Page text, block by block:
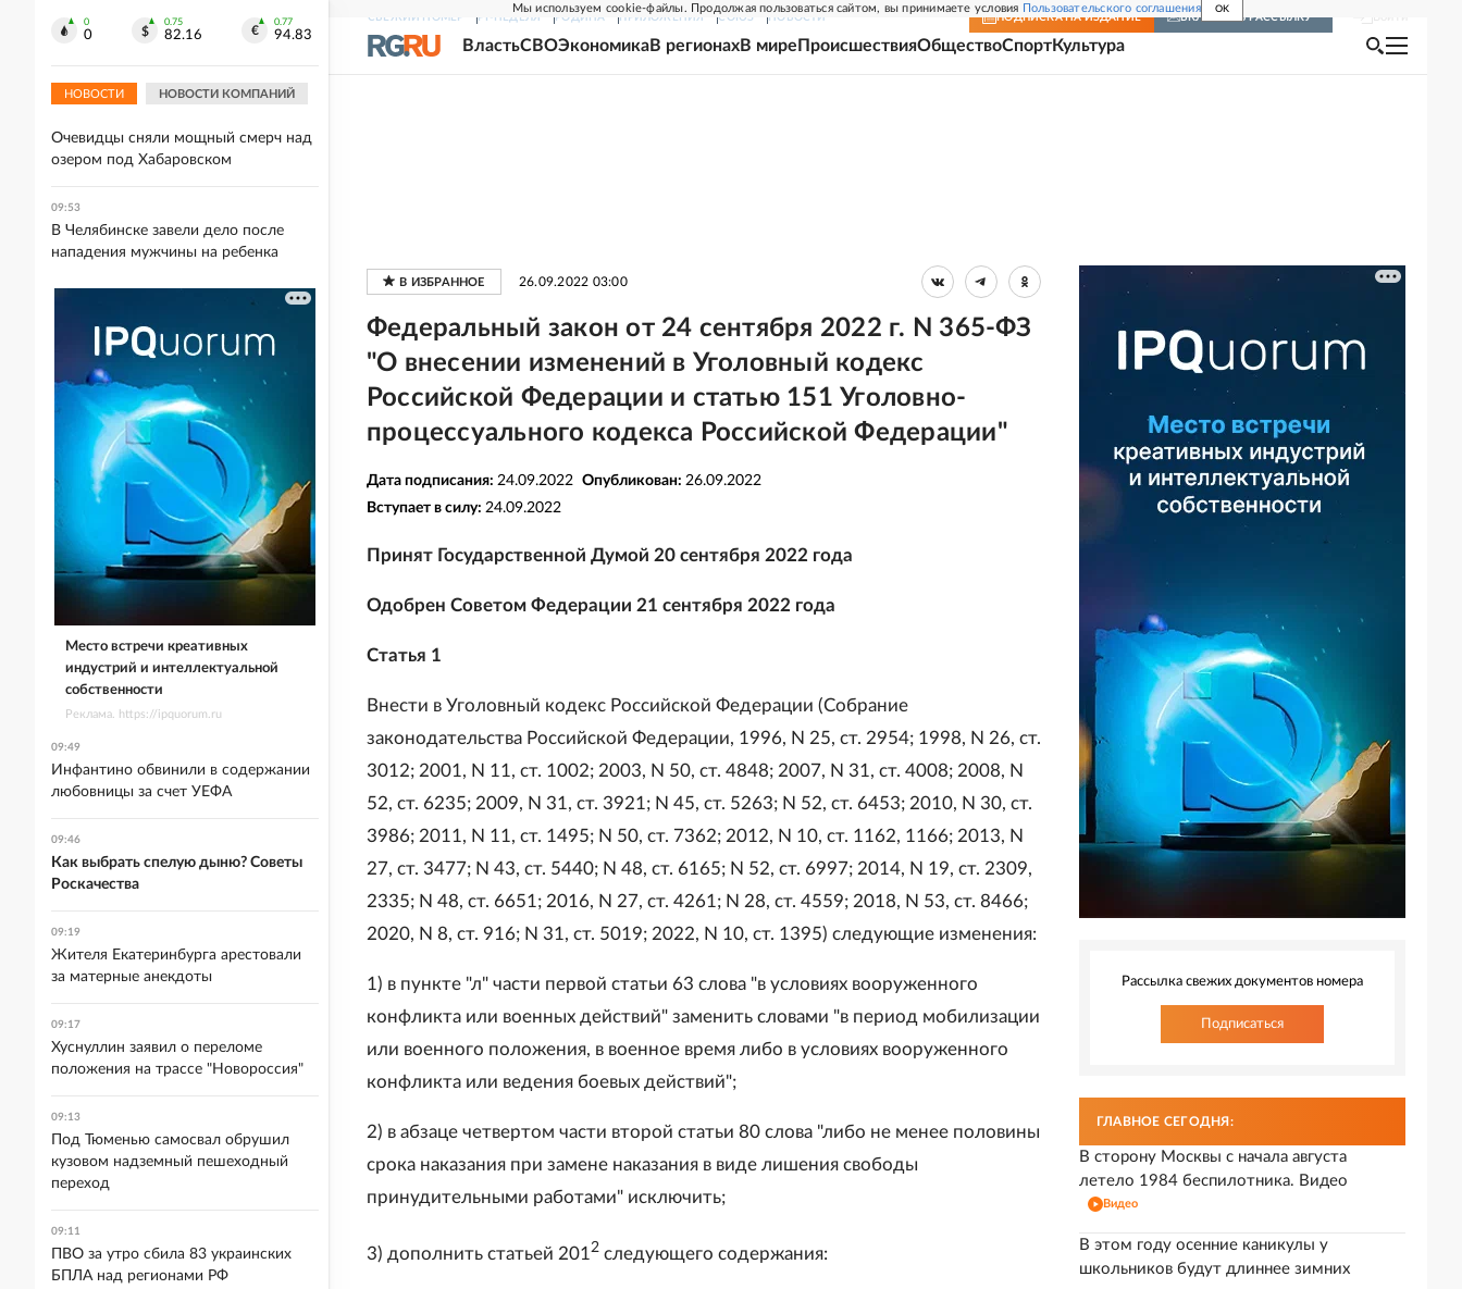
Мы используем cookie-файлы. Продолжая пользоваться сайтом, вы принимаете условия Пользовательского соглашения OK
СВЕЖИЙ НОМЕР РГ-НЕДЕЛЯ РОДИНА ПРИЛОЖЕНИЯ СОЮЗ НОВОСТИ ПОДПИСКА НА ИЗДАНИЕ ВКЛЮЧИТЬ РАССЫЛКУ
ВластьСВОЭкономикаВ регионахВ мире ПроисшествияОбществоСпортКультура
26.09.2022 03:00
Федеральный закон от 24 сентября 2022 г. N 365-ФЗ
"О внесении изменений в Уголовный кодекс
Российской Федерации и статью 151 Уголовно-
процессуального кодекса Российской Федерации"
Дата подписания: 24.09.2022 Опубликован: 26.09.2022
Вступает в силу: 24.09.2022
Принят Государственной Думой 20 сентября 2022 года
Одобрен Советом Федерации 21 сентября 2022 года
Статья 1
Внести в Уголовный кодекс Российской Федерации (Собрание
законодательства Российской Федерации, 1996, N 25, ст. 2954; 1998, N 26, ст.
3012; 2001, N 11, ст. 1002; 2003, N 50, ст. 4848; 2007, N 31, ст. 4008; 2008, N
52, ст. 6235; 2009, N 31, ст. 3921; N 45, ст. 5263; N 52, ст. 6453; 2010, N 30, ст.
3986; 2011, N 11, ст. 1495; N 50, ст. 7362; 2012, N 10, ст. 1162, 1166; 2013, N
27, ст. 3477; N 43, ст. 5440; N 48, ст. 6165; N 52, ст. 6997; 2014, N 19, ст. 2309,
2335; N 48, ст. 6651; 2016, N 27, ст. 4261; N 28, ст. 4559; 2018, N 53, ст. 8466;
2020, N 8, ст. 916; N 31, ст. 5019; 2022, N 10, ст. 1395) следующие изменения:
1) в пункте "л" части первой статьи 63 слова "в условиях вооруженного
конфликта или военных действий" заменить словами "в период мобилизации
или военного положения, в военное время либо в условиях вооруженного
конфликта или ведения боевых действий";
2) в абзаце четвертом части второй статьи 80 слова "либо не менее половины
срока наказания при замене наказания в виде лишения свободы
принудительными работами" исключить;
3) дополнить статьей 2012 следующего содержания:
Рассылка свежих документов номера
Подписаться
ГЛАВНОЕ СЕГОДНЯ:
В сторону Москвы с начала августа
летело 1984 беспилотника. Видео
Видео
В этом году осенние каникулы у
школьников будут длиннее зимних
0
0
0.75
82.16
0.77
94.83
НОВОСТИ НОВОСТИ КОМПАНИЙ
Семья с ребенком пропала при
Очевидцы сняли мощный смерч над
озером под Хабаровском
09:53
В Челябинске завели дело после
нападения мужчины на ребенка
Место встречи креативных
индустрий и интеллектуальной
собственности
Реклама. https://ipquorum.ru
09:49
Инфантино обвинили в содержании
любовницы за счет УЕФА
09:46
Как выбрать спелую дыню? Советы
Роскачества
09:19
Жителя Екатеринбурга арестовали
за матерные анекдоты
09:17
Хуснуллин заявил о переломе
положения на трассе "Новороссия"
09:13
Под Тюменью самосвал обрушил
кузовом надземный пешеходный
переход
09:11
ПВО за утро сбила 83 украинских
БПЛА над регионами РФ